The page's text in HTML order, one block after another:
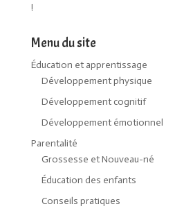
!
Menu du site
Éducation et apprentissage
Développement physique
Développement cognitif
Développement émotionnel
Parentalité
Grossesse et Nouveau-né
Éducation des enfants
Conseils pratiques